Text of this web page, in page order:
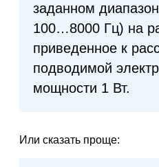
заданном
100…8000 Гц) на
приведенное к
подводимой
мощности 1 Вт.
Или сказать проще: